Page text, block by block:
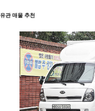
유관 매물 추천